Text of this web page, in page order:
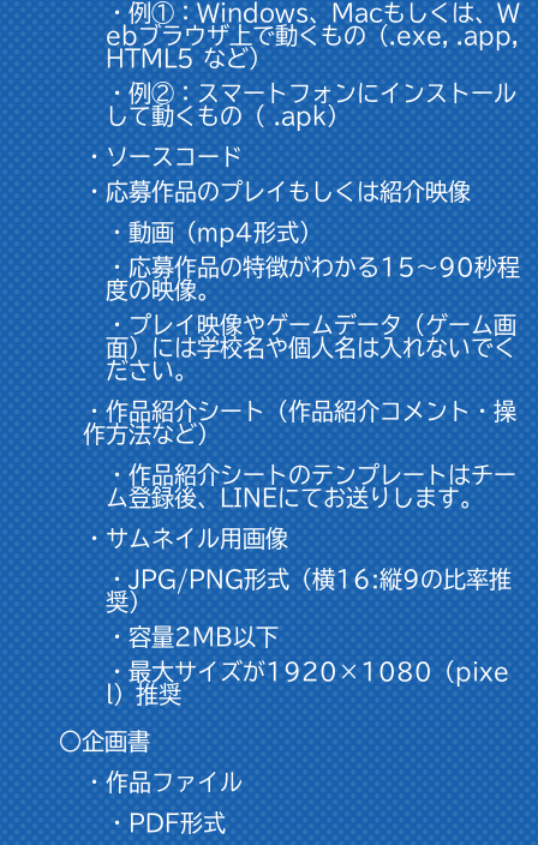
・例①：Windows、Macもしくは、W
ebブラウザ上で動くもの（.exe, .app,
HTML5 など）
・例②：スマートフォンにインストール
して動くもの（ .apk）
・ソースコード
・応募作品のプレイもしくは紹介映像
・動画（mp4形式）
・応募作品の特徴がわかる15〜90秒程
度の映像。
・プレイ映像やゲームデータ（ゲーム画
面）には学校名や個人名は入れないでく
ださい。
・作品紹介シート（作品紹介コメント・操
作方法など）
・作品紹介シートのテンプレートはチー
ム登録後、LINEにてお送りします。
・サムネイル用画像
・JPG/PNG形式（横16:縦9の比率推
奨）
・容量2MB以下
・最大サイズが1920×1080（pixe
l）推奨
○企画書
・作品ファイル
・PDF形式